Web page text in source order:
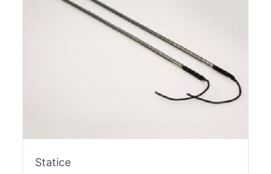
Statice